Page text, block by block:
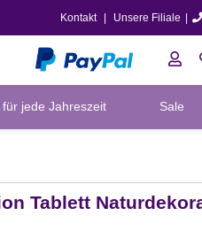
Kontakt Unsere Filiale
für jede Jahreszeit Sale
Tablett